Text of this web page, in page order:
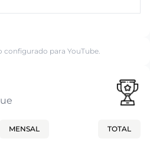
para YouTube.
MENSAL TOTAL